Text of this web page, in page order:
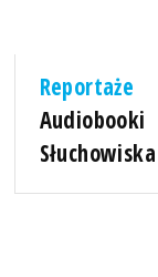
Reportaże
Audiobooki
Słuchowiska